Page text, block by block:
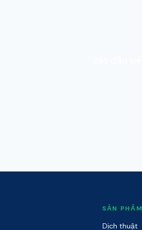
SẢN PHẨM
Dịch thuật